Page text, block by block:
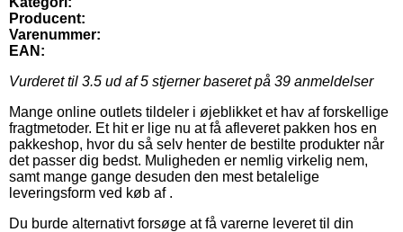
Producent:
Varenummer:
EAN:
Vurderet til 3.5 ud af 5 stjerner baseret på 39 anmeldelser
Mange online outlets tildeler i øjeblikket et hav af forskellige
fragtmetoder. Et hit er lige nu at få afleveret pakken hos en
pakkeshop, hvor du så selv henter de bestilte produkter når
det passer dig bedst. Muligheden er nemlig virkelig nem,
samt mange gange desuden den mest betalelige
leveringsform ved køb af .
Du burde alternativt forsøge at få varerne leveret til din